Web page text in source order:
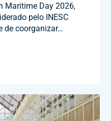
Maritime Day 2026,
pelo INESC
de coorganizar…